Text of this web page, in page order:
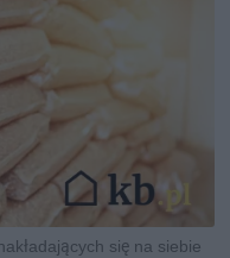
się na siebie